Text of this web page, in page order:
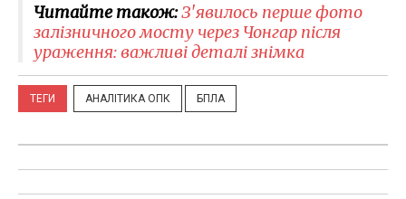
Читайте також:З'явилось перше фото
залізничного мосту через Чонгар після
ураження: важливі деталі знімка
ТЕГИ АНАЛІТИКА ОПК БПЛА